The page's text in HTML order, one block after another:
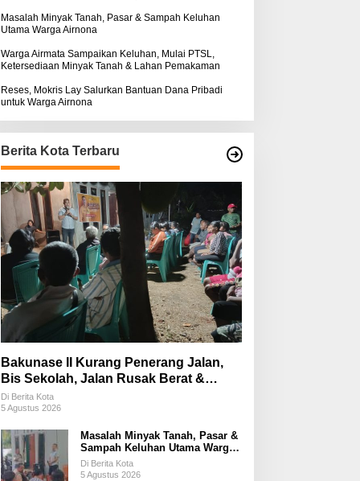
Masalah Minyak Tanah, Pasar & Sampah Keluhan
Utama Warga Airnona
Warga Airmata Sampaikan Keluhan, Mulai PTSL,
Ketersediaan Minyak Tanah & Lahan Pemakaman
Reses, Mokris Lay Salurkan Bantuan Dana Pribadi
untuk Warga Airnona
Berita Kota Terbaru
Bakunase II Kurang Penerang Jalan,
Bis Sekolah, Jalan Rusak Berat &
Susah Pupuk Subsidi
Di Berita Kota
5 Agustus 2026
Masalah Minyak Tanah, Pasar &
Sampah Keluhan Utama Warga
Airnona
Di Berita Kota
5 Agustus 2026